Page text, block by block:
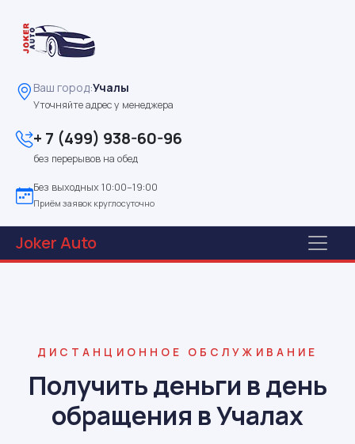
Ваш город:Учалы
Уточняйте адрес у менеджера
+ 7 (499) 938-60-96
без перерывов на обед
Без выходных 10:00–19:00
Приём заявок круглосуточно
JokerAuto
ДИСТАНЦИОННОЕ ОБСЛУЖИВАНИЕ
Получить деньги в день
обращения в Учалах